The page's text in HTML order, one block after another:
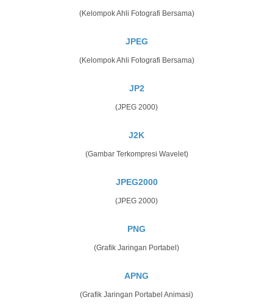
(Kelompok Ahli Fotografi Bersama)
JPEG
(Kelompok Ahli Fotografi Bersama)
JP2
(JPEG 2000)
J2K
(Gambar Terkompresi Wavelet)
JPEG2000
(JPEG 2000)
PNG
(Grafik Jaringan Portabel)
APNG
(Grafik Jaringan Portabel Animasi)